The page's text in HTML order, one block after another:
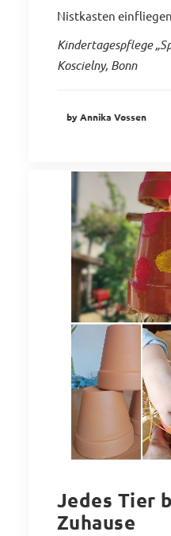
Nistkasten
Kindertagespflege
Koscielny, Bonn
by Annika Vossen
Jedes Tier
Zuhause